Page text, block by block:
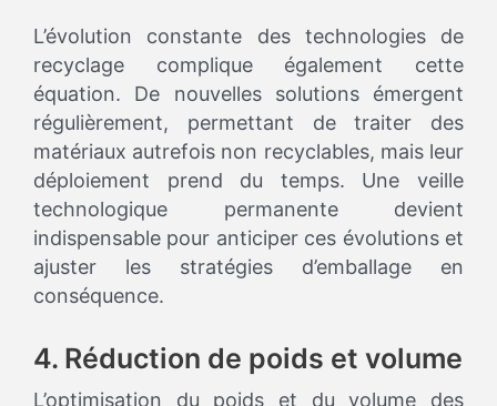
L’évolution constante des technologies de
recyclage complique également cette
équation. De nouvelles solutions émergent
régulièrement, permettant de traiter des
matériaux autrefois non recyclables, mais leur
déploiement prend du temps. Une veille
technologique permanente devient
indispensable pour anticiper ces évolutions et
ajuster les stratégies d’emballage en
conséquence.
4. Réduction de poids et volume
L’optimisation du poids et du volume des